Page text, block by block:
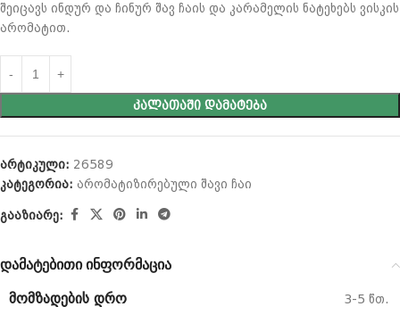
შეიცავს ინდურ და ჩინურ შავ ჩაის და კარამელის ნატეხებს ვისკის
არომატით.
ᲙᲐᲚᲐᲗᲐᲨᲘ ᲓᲐᲛᲐᲢᲔᲑᲐ
არტიკული: 26589
კატეგორია: არომატიზირებული შავი ჩაი
გააზიარე:
დამატებითი ინფორმაცია
ᲛᲝᲛᲖᲐᲓᲔᲑᲘᲡ ᲓᲠᲝ 3-5 წთ.